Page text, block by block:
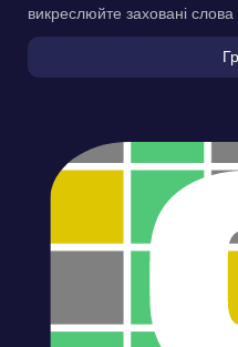
викреслюйте заховані слова